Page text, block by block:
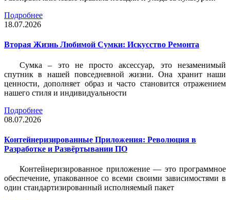
Подробнее
18.07.2026
Вторая Жизнь Любимой Сумки: Искусство Ремонта
Сумка – это не просто аксессуар, это незаменимый
спутник в нашей повседневной жизни. Она хранит наши
ценности, дополняет образ и часто становится отражением
нашего стиля и индивидуальности
Подробнее
08.07.2026
Контейнеризированные Приложения: Революция в
Разработке и Развёртывании ПО
Контейнеризированное приложение — это программное
обеспечение, упакованное со всеми своими зависимостями в
один стандартизированный исполняемый пакет